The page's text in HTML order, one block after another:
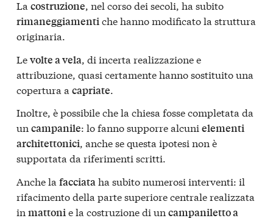
La costruzione, nel corso dei secoli, ha subito
rimaneggiamentiche hanno modificato la struttura
originaria.
Levolte a vela, di incerta realizzazione e
attribuzione, quasi certamente hanno sostituito una
copertura a capriate.
Inoltre, è possibile che la chiesa fosse completata da
un campanile: lo fanno supporre alcuni elementi
architettonici, anche se questa ipotesi non è
supportata da riferimenti scritti.
Anche la facciataha subito numerosi interventi: il
rifacimento della parte superiore centrale realizzata
in mattonie la costruzione di un campaniletto a